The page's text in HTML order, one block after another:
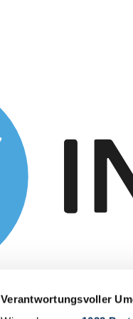
Verantwortungsvoller